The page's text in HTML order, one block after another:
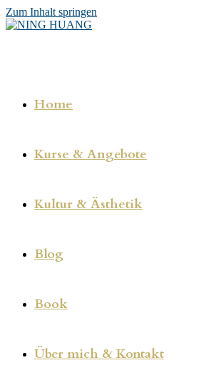
Zum Inhalt springen
Home
Kurse & Angebote
Kultur & Ästhetik
Blog
Book
Über mich & Kontakt